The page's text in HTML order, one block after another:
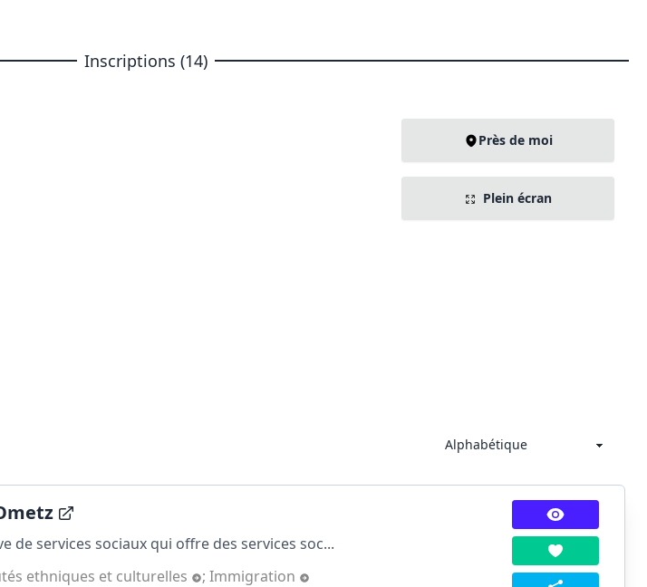
Inscriptions (14)
Près de moi
Plein écran
de services sociaux qui offre des services soc...
ethniques et culturelles
; Immigration